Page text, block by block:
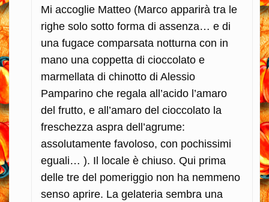
Mi accoglie Matteo (Marco apparirà tra le
righe solo sotto forma di assenza… e di
una fugace comparsata notturna con in
mano una coppetta di cioccolato e
marmellata di chinotto di Alessio
Pamparino che regala all’acido l’amaro
del frutto, e all’amaro del cioccolato la
freschezza aspra dell’agrume:
assolutamente favoloso, con pochissimi
eguali… ). Il locale è chiuso. Qui prima
delle tre del pomeriggio non ha nemmeno
senso aprire. La gelateria sembra una